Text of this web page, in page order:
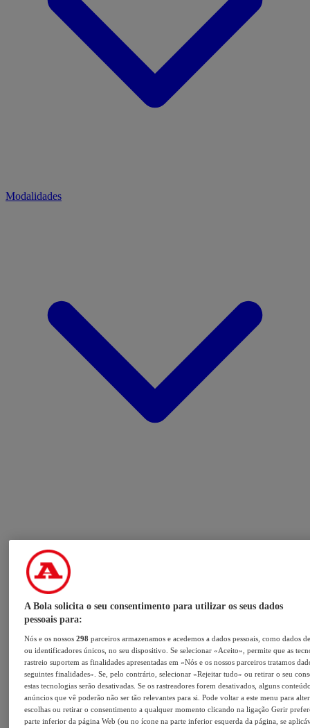
Modalidades
A Bola solicita o seu consentimento para utilizar os seus dados
pessoais para:
Nós e os nossos298 parceiros armazenamos e acedemos a dados pessoais, como dados
ou identificadores únicos, no seu dispositivo. Se selecionar «Aceito», permite que as
rastreio suportem as finalidades apresentadas em «Nós e os nossos parceiros tratamos
seguintes finalidades». Se, pelo contrário, selecionar «Rejeitar tudo» ou retirar o seu
estas tecnologias serão desativadas. Se os rastreadores forem desativados, alguns
anúncios que vê poderão não ser tão relevantes para si. Pode voltar a este menu para
escolhas ou retirar o consentimento a qualquer momento clicando na ligação Gerir
parte inferior da página Web (ou no ícone na parte inferior esquerda da página, se